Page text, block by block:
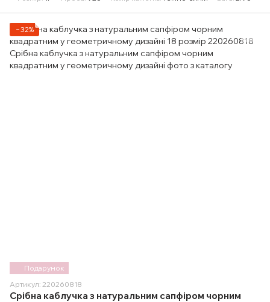
Подарунок
−32%
Артикул: 220260818
Срібна каблучка з натуральним сапфіром чорним